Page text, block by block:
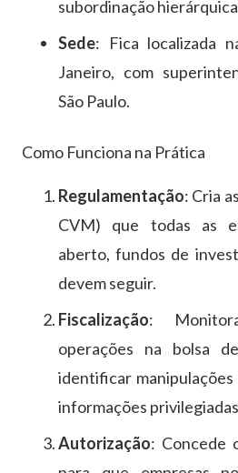
subordinação
Sede: Fica localizada
Janeiro, com
São Paulo.
Como Funciona na Prática
Regulamentação: Cria
CVM) que todas as
aberto, fundos de
devem seguir.
Fiscalização:
operações na bolsa
identificar
informações
Autorização: Concede